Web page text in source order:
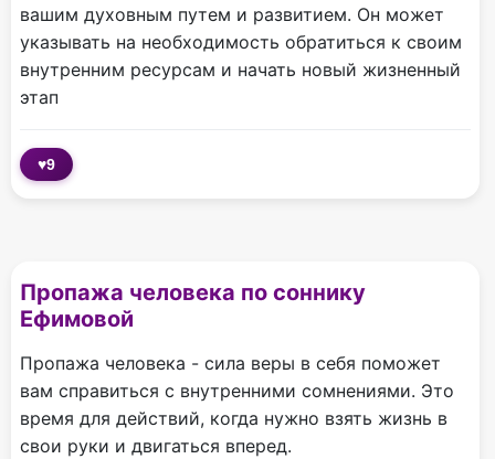
вашим духовным путем и развитием. Он может
указывать на необходимость обратиться к своим
внутренним ресурсам и начать новый жизненный
этап
♥9
Пропажа человека по соннику
Ефимовой
Пропажа человека - сила веры в себя поможет
вам справиться с внутренними сомнениями. Это
время для действий, когда нужно взять жизнь в
свои руки и двигаться вперед.